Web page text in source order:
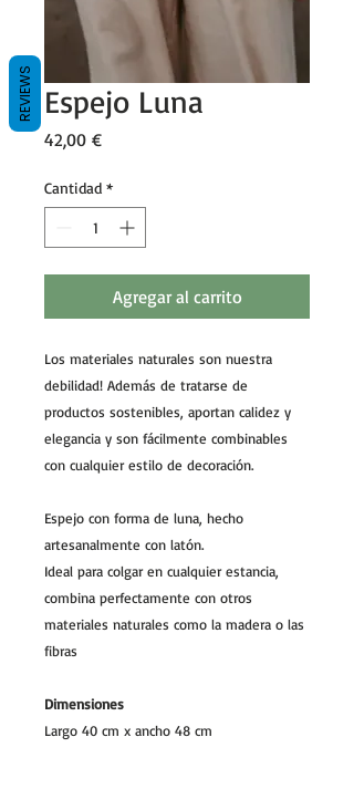
Espejo Luna
42,00 €Precio
Cantidad *
Agregar al carrito
Los materiales naturales son nuestra
debilidad! Además de tratarse de
productos sostenibles, aportan calidez y
elegancia y son fácilmente combinables
con cualquier estilo de decoración.
Espejo con forma de luna, hecho
artesanalmente con latón.
Ideal para colgar en cualquier estancia,
combina perfectamente con otros
materiales naturales como la madera o las
fibras
Dimensiones
Largo 40 cm x ancho 48 cm
REVIEWS